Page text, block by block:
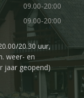
09.00-20:00
09.00-20:00
20.30 uur,
weer- en
jaar geopend)